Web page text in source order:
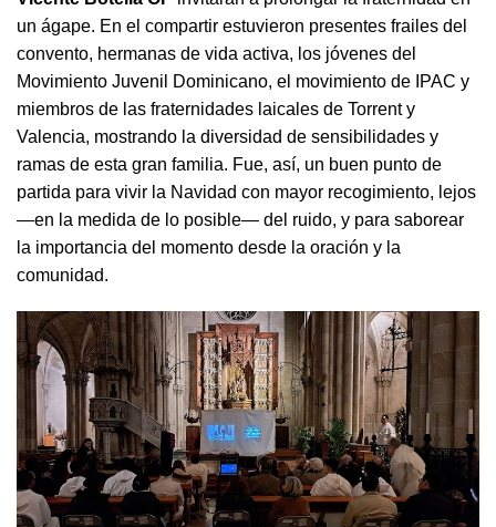
un ágape. En el compartir estuvieron presentes frailes del
convento, hermanas de vida activa, los jóvenes del
Movimiento Juvenil Dominicano, el movimiento de IPAC y
miembros de las fraternidades laicales de Torrent y
Valencia, mostrando la diversidad de sensibilidades y
ramas de esta gran familia. Fue, así, un buen punto de
partida para vivir la Navidad con mayor recogimiento, lejos
—en la medida de lo posible— del ruido, y para saborear
la importancia del momento desde la oración y la
comunidad.